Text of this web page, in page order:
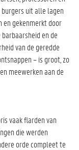
uit alle lagen
en gekenmerkt door
en de
van de geredde
– is groot, zo
meewerken aan de
vaak flarden van
die werden
orde compleet te